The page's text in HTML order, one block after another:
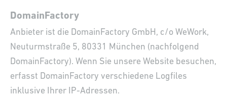
DomainFactory
Anbieter ist die DomainFactory GmbH, c/o WeWork,
Neuturmstraße 5, 80331 München (nachfolgend
DomainFactory). Wenn Sie unsere Website besuchen,
erfasst DomainFactory verschiedene Logfiles
inklusive Ihrer IP-Adressen.